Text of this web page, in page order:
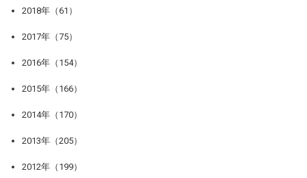
2018年（61）
2017年（75）
2016年（154）
2015年（166）
2014年（170）
2013年（205）
2012年（199）